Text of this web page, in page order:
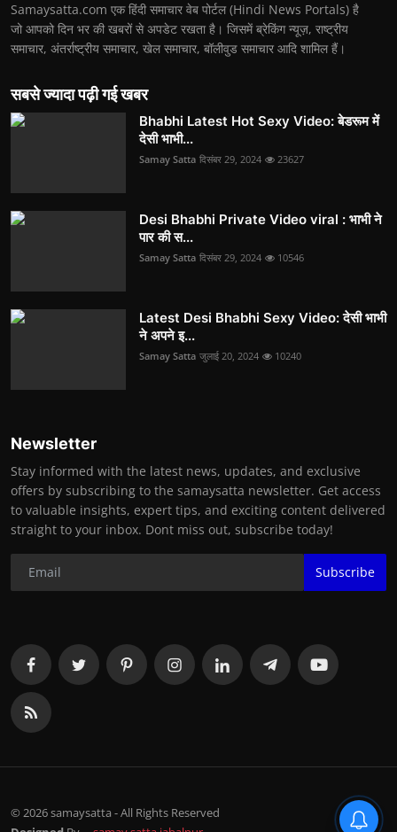
Samaysatta.com एक हिंदी समाचार वेब पोर्टल (Hindi News Portals) है
जो आपको दिन भर की खबरों से अपडेट रखता है। जिसमें ब्रेकिंग न्यूज़, राष्ट्रीय
समाचार, अंतर्राष्ट्रीय समाचार, खेल समाचार, बॉलीवुड समाचार आदि शामिल हैं।
सबसे ज्यादा पढ़ी गई खबर
Bhabhi Latest Hot Sexy Video: बेडरूम में
देसी भाभी...
Samay Satta दिसंबर 29, 2024 23627
Desi Bhabhi Private Video viral : भाभी ने
पार की स...
Samay Satta दिसंबर 29, 2024 10546
Latest Desi Bhabhi Sexy Video: देसी भाभी
ने अपने इ...
Samay Satta जुलाई 20, 2024 10240
Newsletter
Stay informed with the latest news, updates, and exclusive
offers by subscribing to the samaysatta newsletter. Get access
to valuable insights, expert tips, and exciting content delivered
straight to your inbox. Dont miss out, subscribe today!
Subscribe
©️ 2026 samaysatta - All Rights Reservedपुरानी रंजिश के चलते समता कॉलोनी
में युवक की चाकूमार कर हत्या, आरोपी